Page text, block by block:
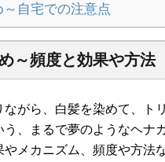
自宅での注意点
～頻度と効果や方法
がら、白髪を染めて、ト
う、まるで夢のようなヘナ
やメカニズム、頻度や方法